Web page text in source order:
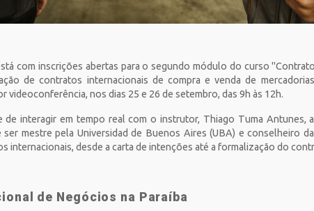
com inscrições abertas para o segundo módulo do curso
de contratos internacionais de compra e venda de
videoconferência, nos dias 25 e 26 de setembro, das 9h às 12h.
interagir em tempo real com o instrutor, Thiago Tuma Antunes,
mestre pela Universidad de Buenos Aires (UBA) e conselheiro
internacionais, desde a carta de intenções até a formalização do
de Negócios na Paraíba